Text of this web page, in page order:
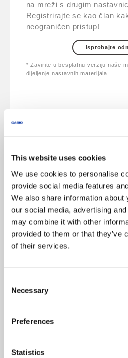
This website uses cookies
We use cookies to personalise
provide social media features
We also share information
our social media, advertising
may combine it with other
provided to them or that they’ve
of their services.
Selection
Necessary
Preferences
Statistics
na mreži s drugim
Registrirajte se kao član
neograničen pristup!
Isprobajte
* Zavirite u besplatnu verziju naše
dijeljenje nastavnih materijala.